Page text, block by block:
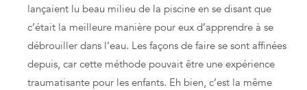
lançaient lu beau milieu de la piscine en se disant que
c’était la meilleure manière pour eux d’apprendre à se
débrouiller dans l’eau. Les façons de faire se sont affinées
depuis, car cette méthode pouvait être une expérience
traumatisante pour les enfants. Eh bien, c’est la même